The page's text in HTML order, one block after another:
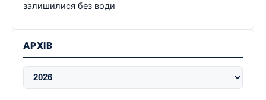
залишилися без води
АРХІВ